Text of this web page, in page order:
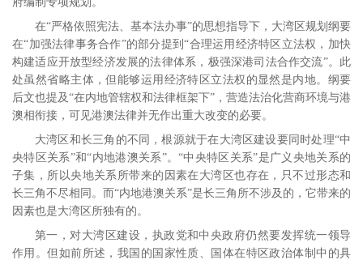
在“严格依照宪法、基本法办事”的思想指导下，大湾区规划纲要
在“加强法律事务合作”的部分提到“合理运用经济特区立法权，加快
构建适应开放型经济发展的法律体系，极强深港司法合作交流”。此
处虽然省略主体，但能够运用经济特区立法权的显然是内地。纲要
后文也提及“在内地管辖权和法律框架下”，营造法治化营商环境与港
澳相衔接，可见港澳法律并无作出重大改变的必要。
大湾区和长三角的不同，根源就于在大湾区建设要同时处理“中
央特区关系”和“内地港澳关系”。“中央特区关系”是广义央地关系的
子集，所以央地关系所带来的因素在大湾区也存在，只不过形态和
长三角不尽相同。而“内地港澳关系”是长三角所不涉及的，它带来的
因素也是大湾区所独有的。
第一，对大湾区建设，执政党和中央政府仍然要发挥统一领导
作用。但如前所述，我国的国家性质、国体在特区政治体制中的具